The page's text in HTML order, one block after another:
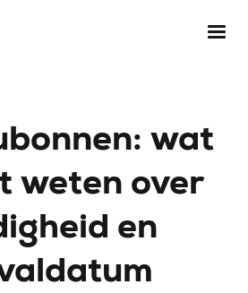
wat
weten over
en